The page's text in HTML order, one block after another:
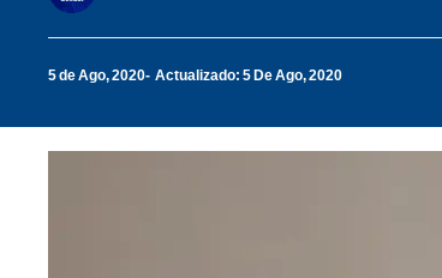
5 de Ago, 2020 Actualizado: 5 De Ago, 2020